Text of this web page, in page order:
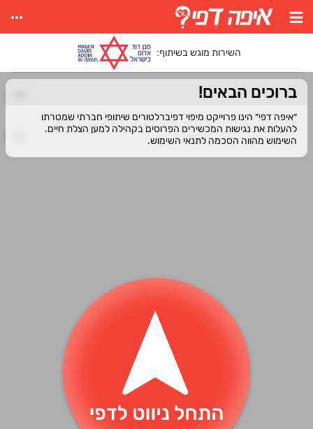
more_horiz
השירות מוגש בשיתוף:
ברוכים הבאים!
״איפה דפי״ הינו פרוייקט מיפוי דפיברלטורים שיתופי חברתי שמטרתו
להעלות את נגישות המכשירים הפרוסים בקהילה למען הצלת חיים.
השימוש מהווה הסכמה לתנאי השימוש.